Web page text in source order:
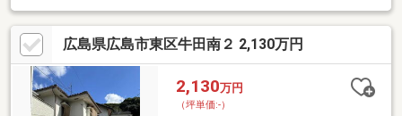
ｍ）
広島県広島市東区牛田南２ 2,130万円
2,130万円
（坪単価:-）